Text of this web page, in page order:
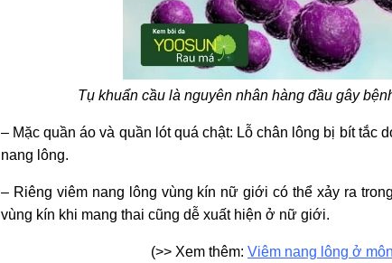
Tụ khuẩn cầu là nguyên nhân hàng đầu gây
– Mặc quần áo và quần lót quá chật: Lỗ chân lông bị bít tắc
nang lông.
– Riêng viêm nang lông vùng kín nữ giớicó thể xảy ra
vùng kín khi mang thai cũng dễ xuất hiện ở nữ giới.
(>> Xem thêm: Viêm nang lông ở